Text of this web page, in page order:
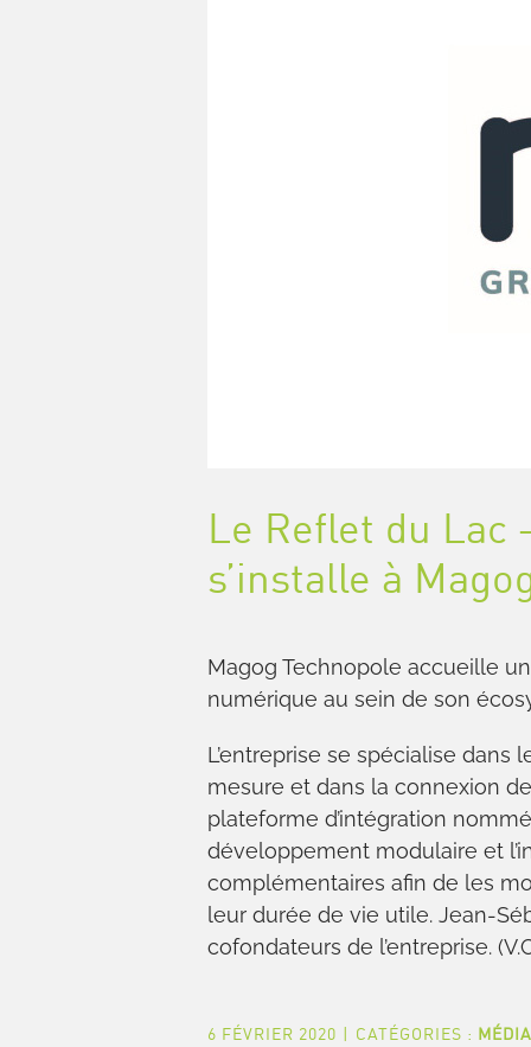
Le Reflet du Lac
s’installe à
Magog Technopole accueille
numérique au sein de son
L’entreprise se spécialise
mesure et dans la connexion
plateforme d’intégration
développement modulaire et
complémentaires afin de les
leur durée de vie utile. Jean-
cofondateurs de l’entreprise.
6 FÉVRIER 2020 | CATÉGORIES :